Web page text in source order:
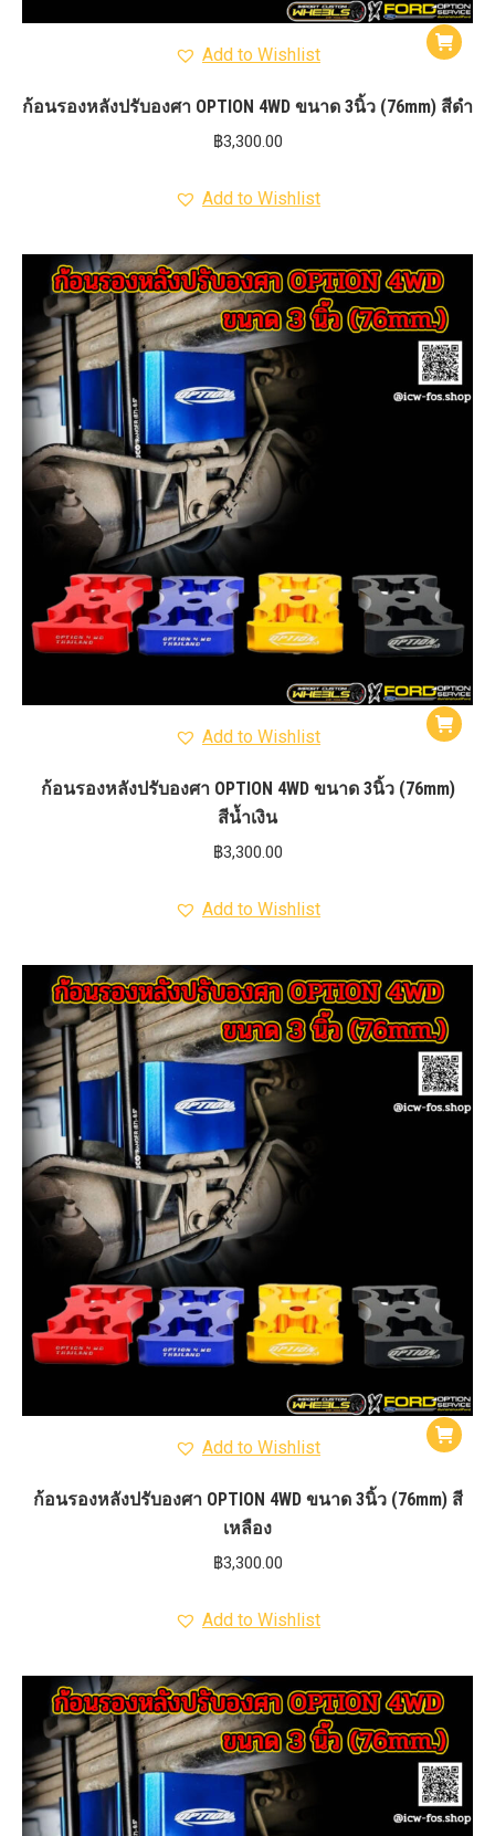
Add to Wishlist
ก้อนรองหลังปรับองศา OPTION 4WD ขนาด 3นิ้ว (76mm) สีดำ
฿3,300.00
Add to Wishlist
Add to Wishlist
ก้อนรองหลังปรับองศา OPTION 4WD ขนาด 3นิ้ว (76mm)
สีน้ำเงิน
฿3,300.00
Add to Wishlist
Add to Wishlist
ก้อนรองหลังปรับองศา OPTION 4WD ขนาด 3นิ้ว (76mm) สี
เหลือง
฿3,300.00
Add to Wishlist